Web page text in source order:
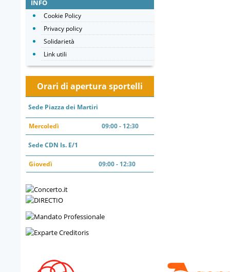
INFO
Cookie Policy
Privacy policy
Solidarietà
Link utili
Orari di apertura sportelli
Sede Piazza dei Martiri
Mercoledì 09:00 - 12:30
Sede CDN Is. E/1
Giovedì 09:00 - 12:30